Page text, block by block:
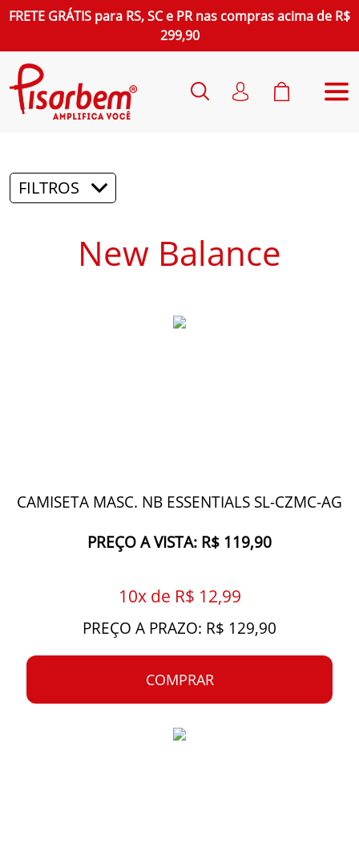
FRETE GRÁTIS para RS, SC e PRnas compras acima de R$
299,90
FILTROS
New Balance
CAMISETA MASC. NB ESSENTIALS SL-CZMC-AG
PREÇO A VISTA: R$ 119,90
10x de R$ 12,99
PREÇO A PRAZO: R$ 129,90
COMPRAR